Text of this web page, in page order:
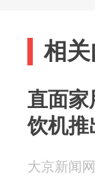
相
直面家
饮机推
大京新闻